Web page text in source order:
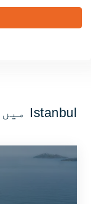
Istanbul میں امتیازی خصوصیات